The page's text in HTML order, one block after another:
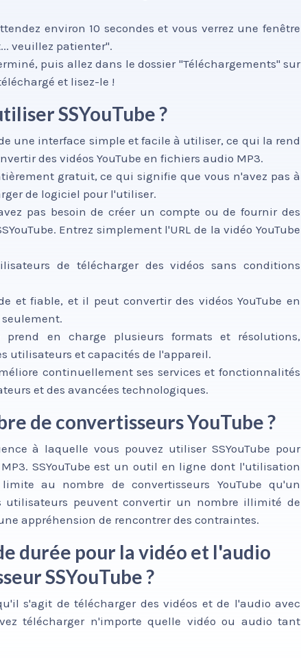
environ 10 secondes et vous verrez une fenêtre
veuillez patienter".
puis allez dans le dossier "Téléchargements" sur
et lisez-le !
SSYouTube ?
une interface simple et facile à utiliser, ce qui la rend
des vidéos YouTube en fichiers audio MP3.
gratuit, ce qui signifie que vous n'avez pas à
de logiciel pour l'utiliser.
pas besoin de créer un compte ou de fournir des
Entrez simplement l'URL de la vidéo YouTube
de télécharger des vidéos sans conditions
et fiable, et il peut convertir des vidéos YouTube en
prend en charge plusieurs formats et résolutions,
utilisateurs et capacités de l'appareil.
continuellement ses services et fonctionnalités
et des avancées technologiques.
de convertisseurs YouTube ?
à laquelle vous pouvez utiliser SSYouTube pour
SSYouTube est un outil en ligne dont l'utilisation
au nombre de convertisseurs YouTube qu'un
utilisateurs peuvent convertir un nombre illimité de
appréhension de rencontrer des contraintes.
durée pour la vidéo et l'audio
SSYouTube ?
s'agit de télécharger des vidéos et de l'audio avec
télécharger n'importe quelle vidéo ou audio tant